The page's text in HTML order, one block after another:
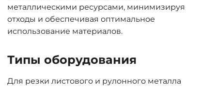
металлическими ресурсами, минимизируя
отходы и обеспечивая оптимальное
использование материалов.
Типы оборудования
Для резки листового и рулонного металла